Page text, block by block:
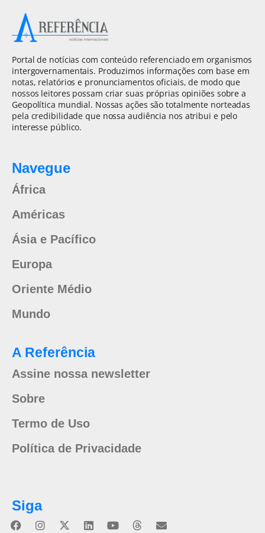
Portal de notícias com conteúdo referenciado em organismos
intergovernamentais. Produzimos informações com base em
notas, relatórios e pronunciamentos oficiais, de modo que
nossos leitores possam criar suas próprias opiniões sobre a
Geopolítica mundial. Nossas ações são totalmente norteadas
pela credibilidade que nossa audiência nos atribui e pelo
interesse público.
Navegue
África
Américas
Ásia e Pacífico
Europa
Oriente Médio
Mundo
A Referência
Assine nossa newsletter
Sobre
Termo de Uso
Política de Privacidade
Siga